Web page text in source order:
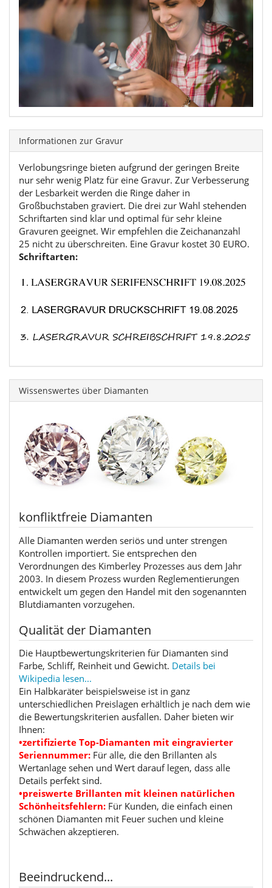
Informationen zur Gravur
Verlobungsringe bieten aufgrund der geringen Breite
nur sehr wenig Platz für eine Gravur. Zur Verbesserung
der Lesbarkeit werden die Ringe daher in
Großbuchstaben graviert. Die drei zur Wahl stehenden
Schriftarten sind klar und optimal für sehr kleine
Gravuren geeignet. Wir empfehlen die Zeichananzahl
25 nicht zu überschreiten. Eine Gravur kostet 30 EURO.
Schriftarten:
Wissenswertes über Diamanten
konfliktfreie Diamanten
Alle Diamanten werden seriös und unter strengen
Kontrollen importiert. Sie entsprechen den
Verordnungen des Kimberley Prozesses aus dem Jahr
2003. In diesem Prozess wurden Reglementierungen
entwickelt um gegen den Handel mit den sogenannten
Blutdiamanten vorzugehen.
Qualität der Diamanten
Die Hauptbewertungskriterien für Diamanten sind
Farbe, Schliff, Reinheit und Gewicht. Details bei
Wikipedia lesen...
Ein Halbkaräter beispielsweise ist in ganz
unterschiedlichen Preislagen erhältlich je nach dem wie
die Bewertungskriterien ausfallen. Daher bieten wir
Ihnen:
•zertifizierte Top-Diamanten mit eingravierter
Seriennummer: Für alle, die den Brillanten als
Wertanlage sehen und Wert darauf legen, dass alle
Details perfekt sind.
•preiswerte Brillanten mit kleinen natürlichen
Schönheitsfehlern: Für Kunden, die einfach einen
schönen Diamanten mit Feuer suchen und kleine
Schwächen akzeptieren.
Beeindruckend...